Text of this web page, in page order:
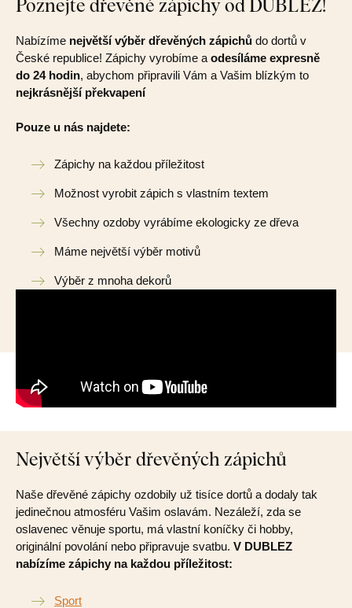
Nabízíme největší výběr dřevěných zápichů do dortů v
České republice! Zápichy vyrobíme a odesíláme expresně
do 24 hodin, abychom připravili Vám a Vašim blízkým to
nejkrásnější překvapení
Pouze u nás najdete:
Zápichy na každou příležitost
Možnost vyrobit zápich s vlastním textem
Všechny ozdoby vyrábíme ekologicky ze dřeva
Máme největší výběr motivů
Výběr z mnoha dekorů
Největší výběr dřevěných zápichů
Naše dřevěné zápichy ozdobily už tisíce dortů a dodaly tak
jedinečnou atmosféru Vašim oslavám. Nezáleží, zda se
oslavenec věnuje sportu, má vlastní koníčky či hobby,
originální povolání nebo připravuje svatbu. V DUBLEZ
nabízíme zápichy na každou příležitost:
Sport